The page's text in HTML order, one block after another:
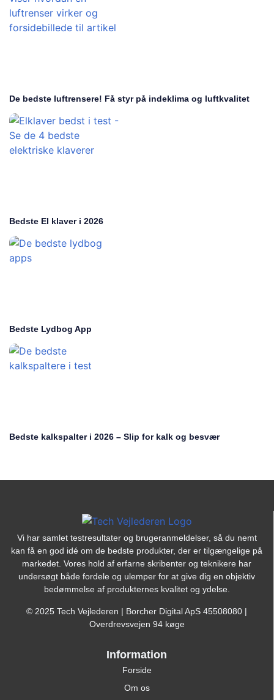
De bedste luftrensere! Få styr på indeklima og luftkvalitet
Bedste El klaver i 2026
Bedste Lydbog App
Bedste kalkspalter i 2026 – Slip for kalk og besvær
Vi har samlet testresultater og brugeranmeldelser, så du nemt
kan få en god idé om de bedste produkter, der er tilgængelige på
markedet. Vores hold af erfarne skribenter og teknikere har
undersøgt både fordele og ulemper for at give dig en objektiv
bedømmelse af produkternes kvalitet og ydelse.
© 2025 Tech Vejlederen | Borcher Digital ApS 45508080 |
Overdrevsvejen 94 køge
Information
Forside
Om os